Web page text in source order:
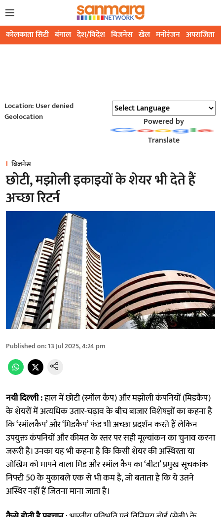
कोलकाता सिटी बंगाल देश/विदेश बिजनेस खेल मनोरंजन अपराजिता
Location: User denied
Geolocation
Powered by
Translate
बिजनेस
छोटी, मझोली इकाइयों के शेयर भी देते हैं
अच्छा रिटर्न
Published on:13 Jul 2025, 4:24 pm
नयी दिल्ली :हाल में छोटी (स्मॉल कैप) और मझोली कंपनियों (मिडकैप)
के शेयरों में अत्यधिक उतार-चढ़ाव के बीच बाजार विशेषज्ञों का कहना है
कि ‘स्मॉलकैप’ और ‘मिडकैप’ फंड भी अच्छा प्रदर्शन करते हैं लेकिन
उपयुक्त कंपनियों और कीमत के स्तर पर सही मूल्यांकन का चुनाव करना
जरूरी है। उनका यह भी कहना है कि किसी शेयर की अस्थिरता या
जोखिम को मापने वाला मिड और स्मॉल कैप का ‘बीटा’ प्रमुख सूचकांक
निफ्टी 50 के मुकाबले एक से भी कम है, जो बताता है कि ये उतने
अस्थिर नहीं हैं जितना माना जाता है।